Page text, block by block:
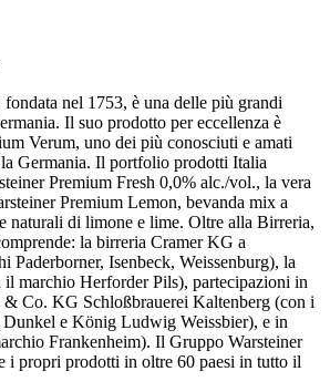
nel 1753, è una delle più grandi
Il suo prodotto per eccellenza è
Verum, uno dei più conosciuti e amati
Germania. Il portfolio prodotti Italia
Premium Fresh 0,0% alc./vol., la vera
Premium Lemon, bevanda mix a
naturali di limone e lime. Oltre alla Birreria,
la birreria Cramer KG a
Paderborner, Isenbeck, Weissenburg), la
marchio Herforder Pils), partecipazioni in
Co. KG Schloßbrauerei Kaltenberg (con i
e König Ludwig Weissbier), e in
Frankenheim). Il Gruppo Warsteiner
i propri prodotti in oltre 60 paesi in tutto il